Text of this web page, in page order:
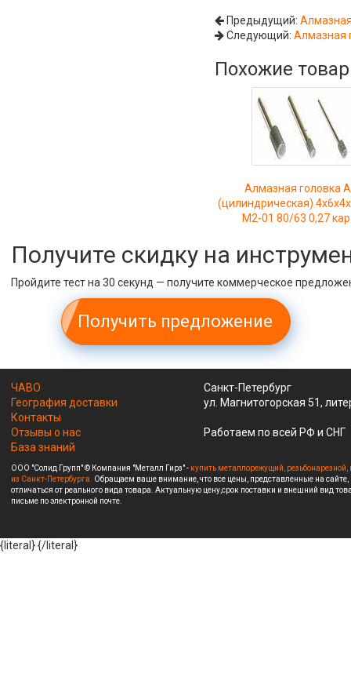
Предыдущий:
Следующий:Алмазная
Похожие
Алмазная головка
(цилиндрическая)
М2-01 80/63 0,27
Получите скидку на
Пройдите тест на 30 секунд — получите коммерческое
Получить предложение
ЧАВО
География доставки
Контакты
Отзывы о нас
База знаний
Санкт-Петербург
ул. Магнитогорская 51,
Работаем по всей РФ и СНГ
ООО "Солид Групп" © Компания "Металл Гирз" - купить металлорежущий,
из Санкт-Петербурга. Обращаем ваше внимание, что все цены, представленные на
отличаться от реального вида товара. Актуальную цену,срок поставки и внешний вид
письме по электронной почте.
{literal}{/literal}